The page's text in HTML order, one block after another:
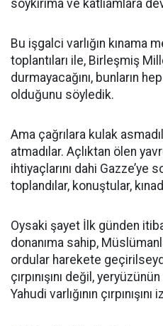
soykırıma ve katliamlara
Bu işgalci varlığın kınama
toplantıları ile, Birleşmiş
durmayacağını, bunların
olduğunu söyledik.
Ama çağrılara kulak
atmadılar. Açlıktan ölen
ihtiyaçlarını dahi Gazze’ye
toplandılar, konuştular,
Oysaki şayet İlk günden
donanıma sahip,
ordular harekete
çırpınışını değil,
Yahudi varlığının